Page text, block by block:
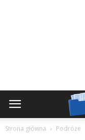
Strona główna Podróże